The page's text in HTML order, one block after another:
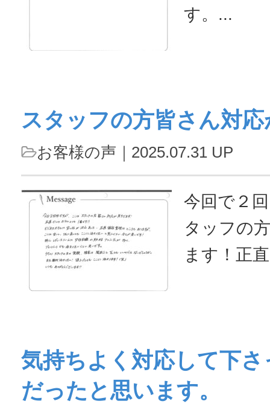
す。...
スタッフの方皆さん対
お客様の声 ｜2025.07.31 UP
今回で２
タッフの
ます！正
は安いし
泊まりた
気持ちよく対応して下
だったと思います。